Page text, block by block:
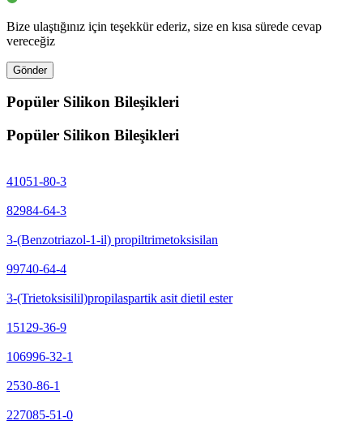
Bize ulaştığınız için teşekkür ederiz, size en kısa sürede cevap
vereceğiz
Gönder
Popüler Silikon Bileşikleri
Popüler Silikon Bileşikleri
41051-80-3
82984-64-3
3-(Benzotriazol-1-il) propiltrimetoksisilan
99740-64-4
3-(Trietoksisilil)propilaspartik asit dietil ester
15129-36-9
106996-32-1
2530-86-1
227085-51-0